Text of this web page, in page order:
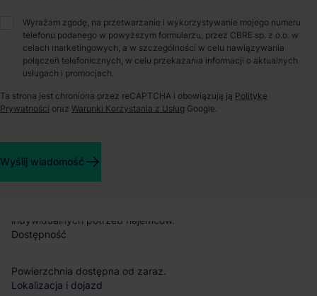
Magazyn do wynajęcia – 7R Park Poznań West
7R Park Poznań West to nowoczesny projekt magazynowo-
produkcyjny zlokalizowany w przemysłowej części Tarnowa
oferuje funkcjonalną przestrzeń dla firm poszukujących
wysokiej jakości powierzchni w dogodnej lokalizacji w pobliżu
Powierzchnia magazynowa
indywidualnych potrzeb najemców.
Dostępność
Powierzchnia dostępna od zaraz.
Lokalizacja i dojazd
Wyrażam zgodę, na przetwarzanie i wykorzystywanie mojego numeru
telefonu podanego w powyższym formularzu, przez CBRE sp. z o.o. w
celach marketingowych, a w szczególności w celu nawiązywania
połączeń telefonicznych, w celu przekazania informacji o aktualnych
usługach i promocjach.
Ta strona jest chroniona przez reCAPTCHA i obowiązują ją Politykę
Prywatności oraz Warunki Korzystania z Usług Google.
Wyślij wiadomość